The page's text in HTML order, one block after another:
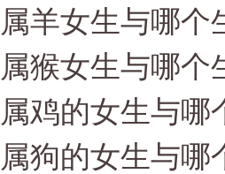
属羊女生与哪个
属猴女生与哪个
属鸡的女生与哪
属狗的女生与哪